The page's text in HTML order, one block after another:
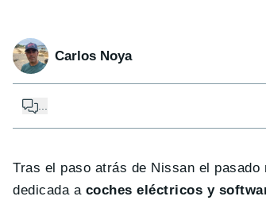
Carlos Noya
...
Tras el paso atrás de Nissan el pasado
dedicada a coches eléctricos y